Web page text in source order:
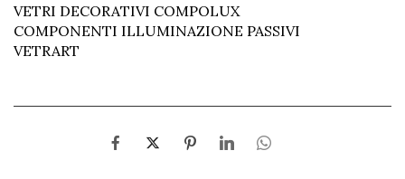
VETRI DECORATIVI COMPOLUX
COMPONENTI ILLUMINAZIONE PASSIVI
VETRART